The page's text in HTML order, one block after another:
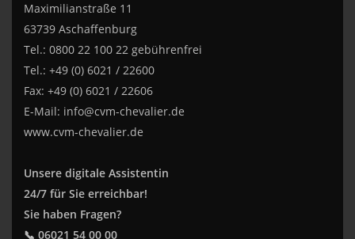
Maximilianstraße 11
63739 Aschaffenburg
Tel.: 0800 22 100 22 gebührenfrei
Tel.: +49 (0) 6021 / 22600
Fax: +49 (0) 6021 / 22606
E-Mail: info@cvm-chevalier.de
www.cvm-chevalier.de
Unsere digitale Assistentin
24/7 für Sie erreichbar!
Sie haben Fragen?
📞 06021 54 00 00